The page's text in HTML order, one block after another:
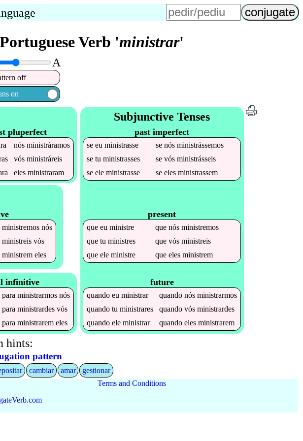
Portuguese Verb 'ministrar'
A
off
on
pluperfect
nósministráramos
vósministráreis
elesministraram
ministremosnós
ministreisvós
ministremeles
infinitive
paraministrarmos nós
paraministrardes vós
paraministrarem eles
Subjunctive Tenses
past imperfect
seeuministrasse senósministrássemos
setuministrasses sevósministrásseis
seeleministrasse seelesministrassem
present
queeuministre quenósministremos
quetuministres quevósministreis
queeleministre queelesministrem
future
quandoeuministrar quandonósministrarmos
quandotuministrares quandovósministrardes
quandoeleministrar quandoelesministrarem
hints:
pattern
cambiar amar
gestionar
Terms and Conditions
Verb.com